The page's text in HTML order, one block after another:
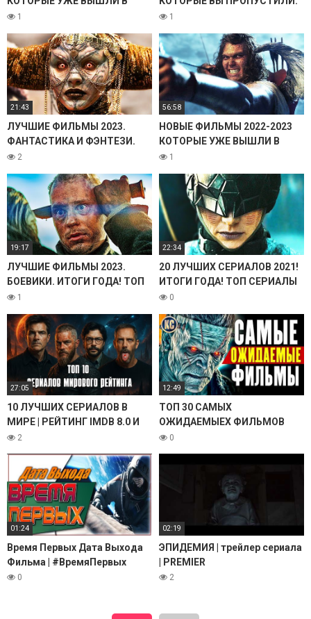
ХОРОШЕМ КАЧЕСТВЕ. ТОП
НОВИНКИ КИНО. ОБЗОР
1
ТОП 25! НОВИНКИ КИНО
КАЧЕСТВЕ ТРЕЙЛЕРЫ
1
21:43
ЛУЧШИЕ ФИЛЬМЫ 2023.
ФАНТАСТИКА И ФЭНТЕЗИ.
ИТОГИ ГОДА! НОВЫЕ
ВЫШЛИ. ТОП НОВИНКИ
2
56:58
НОВЫЕ ФИЛЬМЫ 2022-2023
КОТОРЫЕ УЖЕ ВЫШЛИ В
ХОРОШЕМ КАЧЕСТВЕ! ТОП
НОВИНКИ КИНО ОБЗОР
1
19:17
ЛУЧШИЕ ФИЛЬМЫ 2023.
БОЕВИКИ. ИТОГИ ГОДА! ТОП
БОЕВИКОВ. НОВЫЕ ФИЛЬМЫ
НОВИНКИ
1
22:34
20 ЛУЧШИХ СЕРИАЛОВ 2021!
ИТОГИ ГОДА! ТОП СЕРИАЛЫ
2021 КОТОРЫЕ УЖЕ ВЫШЛИ.
0
27:05
10 ЛУЧШИХ СЕРИАЛОВ В
МИРЕ | РЕЙТИНГ IMDB 8.0 И
ВЫШЕ | СЕРИАЛЫ НА ВЕЧЕР |
2
12:49
ТОП 30 САМЫХ
ОЖИДАЕМЫЕХ ФИЛЬМОВ
ВТОРОЙ ПОЛОВИНЫ 2025
0
01:24
Время Первых Дата Выхода
Фильма | #ВремяПервых
0
02:19
ЭПИДЕМИЯ | трейлер сериала
| PREMIER
2